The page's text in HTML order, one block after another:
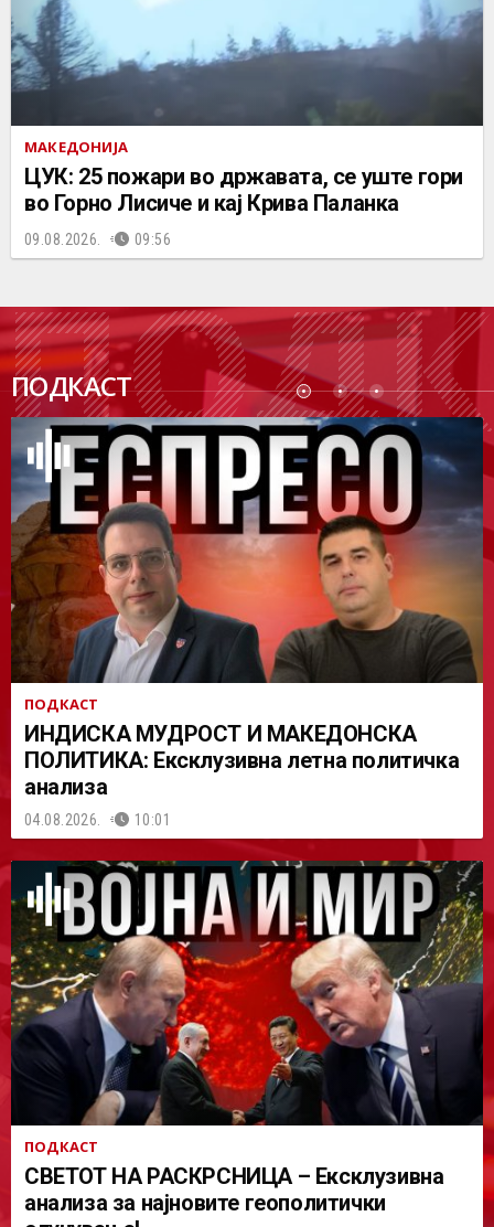
МАКЕДОНИЈА
ЦУК: 25 пожари во државата, се уште гори
во Горно Лисиче и кај Крива Паланка
09.08.2026. 09:56
ПОДКАСТ
ПОДК
АСТ
ПОДКАСТ
ИНДИСКА МУДРОСТ И МАКЕДОНСКА
ПОЛИТИКА: Ексклузивна летна политичка
анализа
04.08.2026. 10:01
ПОДКАСТ
СВЕТОТ НА РАСКРСНИЦА – Ексклузивна
анализа за најновите геополитички